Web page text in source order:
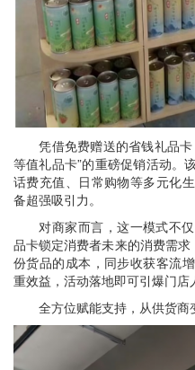
凭借免费赠送的省钱礼品卡
等值礼品卡”的重磅促销活动。
话费充值、日常购物等多元化
备超强吸引力。
对商家而言，这一模式不仅
品卡锁定消费者未来的消费需
份货品的成本，同步收获客流
重效益，活动落地即可引爆门店
全方位赋能支持，从供货商